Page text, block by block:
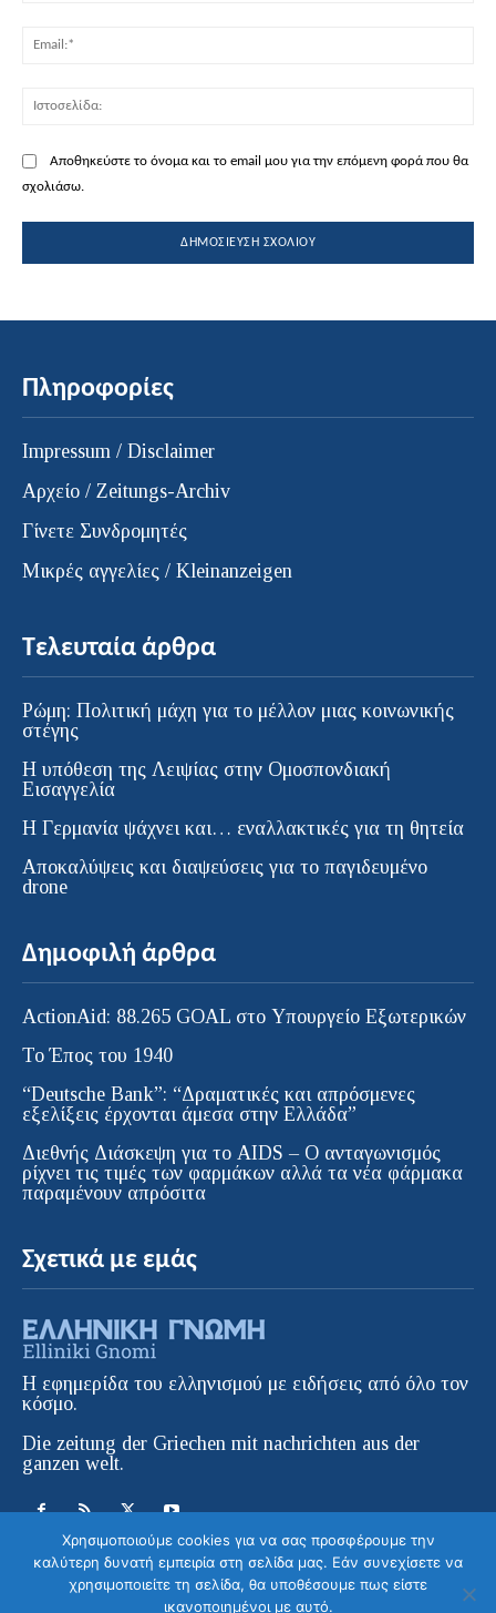
Αποθηκεύστε το όνομα και το email μου για την επόμενη φορά που θα
σχολιάσω.
Πληροφορίες
Impressum / Disclaimer
Αρχείο / Zeitungs-Archiv
Γίνετε Συνδρομητές
Μικρές αγγελίες / Kleinanzeigen
Τελευταία άρθρα
Ρώμη: Πολιτική μάχη για το μέλλον μιας κοινωνικής
στέγης
Η υπόθεση της Λειψίας στην Ομοσπονδιακή
Εισαγγελία
H Γερμανία ψάχνει και… εναλλακτικές για τη θητεία
Αποκαλύψεις και διαψεύσεις για το παγιδευμένο
drone
Δημοφιλή άρθρα
ActionAid: 88.265 GOAL στο Υπουργείο Εξωτερικών
Το Έπος του 1940
“Deutsche Bank”: “Δραματικές και απρόσμενες
εξελίξεις έρχονται άμεσα στην Ελλάδα”
Διεθνής Διάσκεψη για το AIDS – Ο ανταγωνισμός
ρίχνει τις τιμές των φαρμάκων αλλά τα νέα φάρμακα
παραμένουν απρόσιτα
Σχετικά με εμάς
Η εφημερίδα του ελληνισμού με ειδήσεις από όλο τον
κόσμο.
Die zeitung der Griechen mit nachrichten aus der
ganzen welt.
© ELLINIKI GNOMI • Die Zeitung der
Χρησιμοποιούμε cookies για να σας προσφέρουμε την
καλύτερη δυνατή εμπειρία στη σελίδα μας. Εάν συνεχίσετε να
χρησιμοποιείτε τη σελίδα, θα υποθέσουμε πως είστε
ικανοποιημένοι με αυτό.